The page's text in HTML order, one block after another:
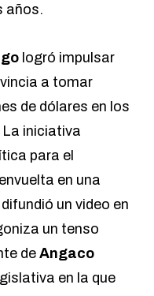
años.
logró impulsar
a tomar
de dólares en los
iniciativa
para el
en una
un video en
un tenso
de Angaco
en la que